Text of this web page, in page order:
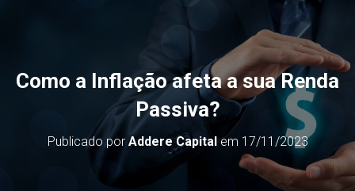
Como a Inflação afeta a sua Renda
Passiva?
Publicado por Addere Capitalem 17/11/2023